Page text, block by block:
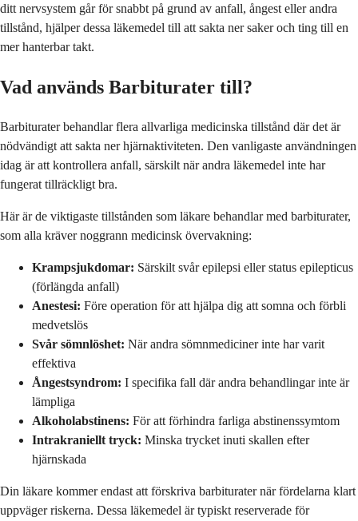
ditt nervsystem går för snabbt på grund av anfall, ångest eller andra
tillstånd, hjälper dessa läkemedel till att sakta ner saker och ting till en
mer hanterbar takt.
Vad används Barbiturater till?
Barbiturater behandlar flera allvarliga medicinska tillstånd där det är
nödvändigt att sakta ner hjärnaktiviteten. Den vanligaste användningen
idag är att kontrollera anfall, särskilt när andra läkemedel inte har
fungerat tillräckligt bra.
Här är de viktigaste tillstånden som läkare behandlar med barbiturater,
som alla kräver noggrann medicinsk övervakning:
Krampsjukdomar: Särskilt svår epilepsi eller status epilepticus
(förlängda anfall)
Anestesi: Före operation för att hjälpa dig att somna och förbli
medvetslös
Svår sömnlöshet: När andra sömnmediciner inte har varit
effektiva
Ångestsyndrom: I specifika fall där andra behandlingar inte är
lämpliga
Alkoholabstinens: För att förhindra farliga abstinenssymtom
Intrakraniellt tryck: Minska trycket inuti skallen efter
hjärnskada
Din läkare kommer endast att förskriva barbiturater när fördelarna klart
uppväger riskerna. Dessa läkemedel är typiskt reserverade för